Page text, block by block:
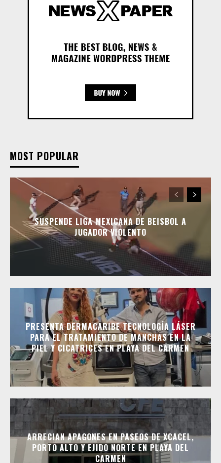
MOST POPULAR
SUSPENDE LIGA MEXICANA DE BEISBOL A
JUGADOR VIOLENTO
PRESENTA DERMACARIBE TECNOLOGÍA LÁSER
PARA EL TRATAMIENTO DE MANCHAS EN LA
PIEL Y CICATRICES EN PLAYA DEL CARMEN
ARRECIAN APAGONES EN PASEOS DE XCACEL,
PORTO ALTO Y EJIDO NORTE EN PLAYA DEL
CARMEN